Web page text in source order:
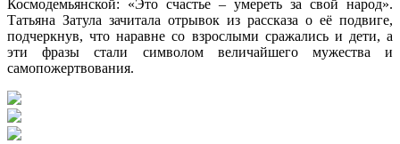
Космодемьянской: «Это счастье – умереть за свой народ».
Татьяна Затула зачитала отрывок из рассказа о её подвиге,
подчеркнув, что наравне со взрослыми сражались и дети, а
эти фразы стали символом величайшего мужества и
самопожертвования.